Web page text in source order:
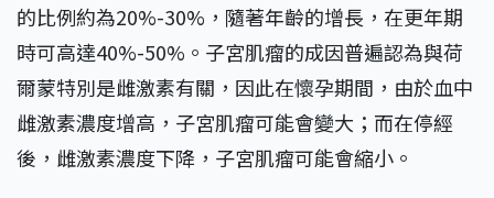
的比例約為20%-30%，隨著年齡的增長，在更年期
時可高達40%-50%。子宮肌瘤的成因普遍認為與荷
爾蒙特別是雌激素有關，因此在懷孕期間，由於血中
雌激素濃度增高，子宮肌瘤可能會變大；而在停經
後，雌激素濃度下降，子宮肌瘤可能會縮小。